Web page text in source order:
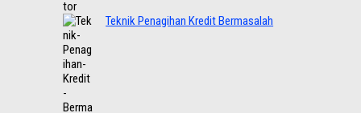
Teknik Penagihan Kredit Bermasalah